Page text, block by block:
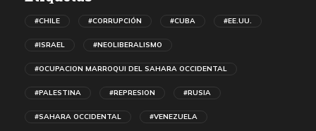
#CHILE #CORRUPCIÓN #CUBA #EE.UU.
#ISRAEL #NEOLIBERALISMO
#OCUPACION MARROQUI DEL SAHARA OCCIDENTAL
#PALESTINA #REPRESION #RUSIA
#SAHARA OCCIDENTAL #VENEZUELA